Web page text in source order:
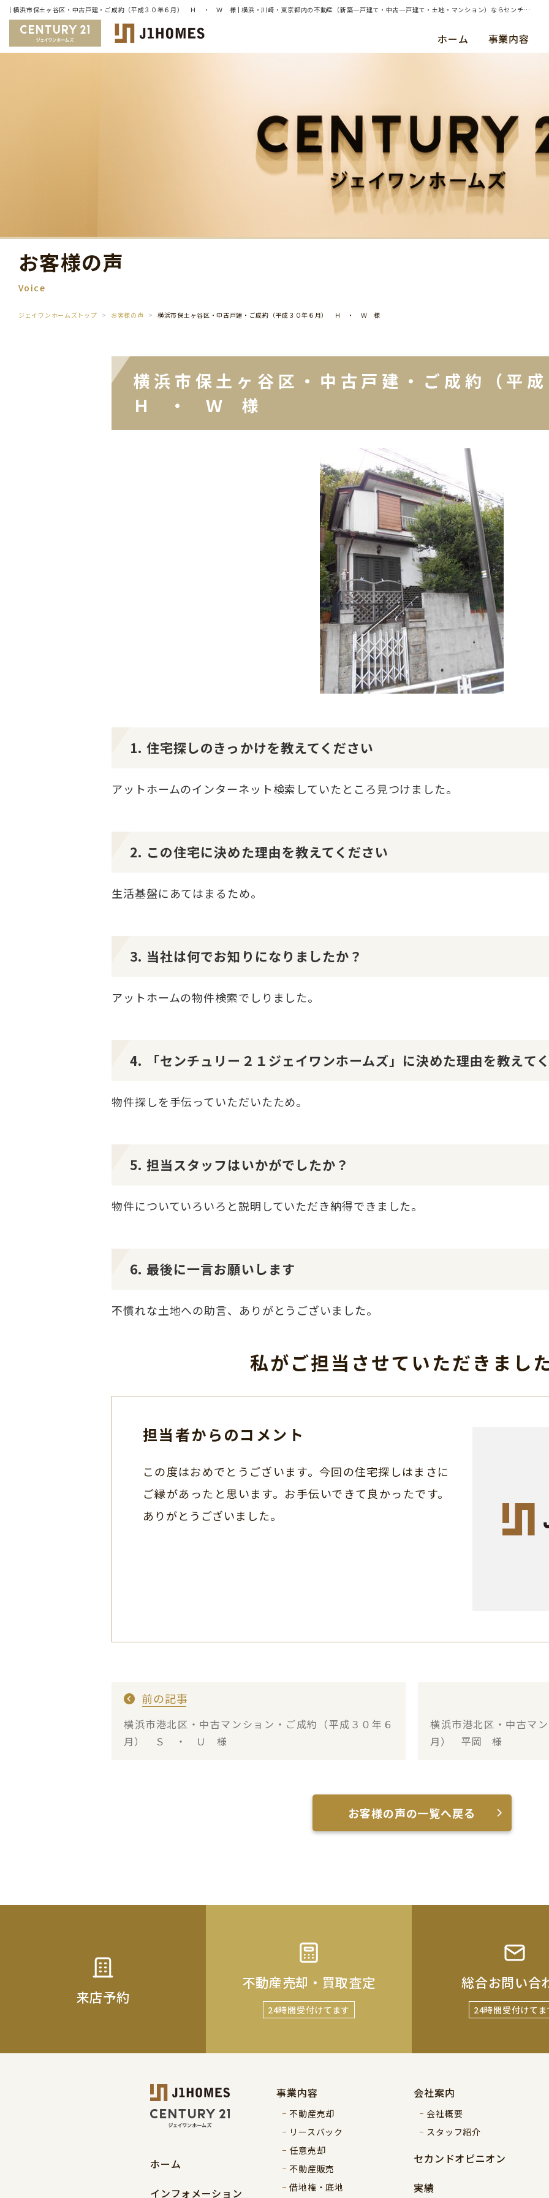
| 横浜市保土ヶ谷区・中古戸建・ご成約（平成３０年６月） Ｈ ・ Ｗ 様 | 横浜・川崎・東京都内の不動産（新築一戸建て・中古一戸建て・土地・マンション）ならセンチュリー21ジェイワンホームズ
ホーム 事業内容
お客様の声
Voice
ジェイワンホームズトップ お客様の声 横浜市保土ヶ谷区・中古戸建・ご成約（平成３０年６月） Ｈ ・ Ｗ 様
横浜市保土ヶ谷区・中古戸建・ご成約（平
Ｈ ・ Ｗ 様
1. 住宅探しのきっかけを教えてください
アットホームのインターネット検索していたところ見つけました。
2. この住宅に決めた理由を教えてください
生活基盤にあてはまるため。
3. 当社は何でお知りになりましたか？
アットホームの物件検索でしりました。
4. 「センチュリー２１ジェイワンホームズ」に決めた理由を教えて
物件探しを手伝っていただいたため。
5. 担当スタッフはいかがでしたか？
物件についていろいろと説明していただき納得できました。
6. 最後に一言お願いします
不慣れな土地への助言、ありがとうございました。
私がご担当させていただきまし
担当者からのコメント
この度はおめでとうございます。今回の住宅探しはまさに
ご縁があったと思います。お手伝いできて良かったです。
ありがとうございました。
前の記事
横浜市港北区・中古マンション・ご成約（平成３０年６
月） Ｓ ・ Ｕ 様
横浜市港北区・中古マ
月） 平岡 様
お客様の声の一覧へ戻る
来店予約
不動産売却・買取査定
24時間受付けてます
総合お問い合
24時間受付けてま
ホーム
インフォメーション
事業内容
不動産売却
リースバック
任意売却
不動産販売
借地権・底地
会社案内
会社概要
スタッフ紹介
セカンドオピニオン
実績